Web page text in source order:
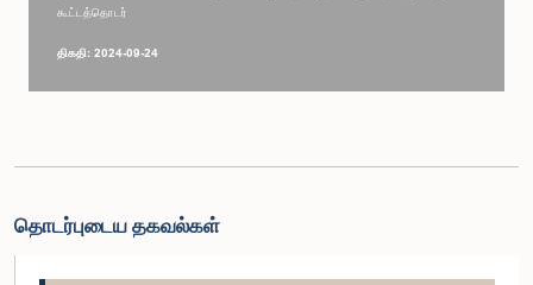
கூட்டத்தொடர்
திகதி: 2024-09-24
தொடர்புடைய தகவல்கள்